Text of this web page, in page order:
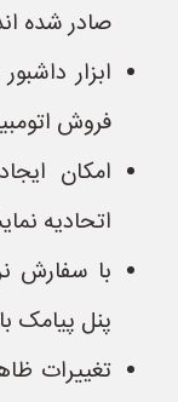
صادر شده
ابزار
فروش
امکان
اتحادیه
با سفارش
پنل پیامک
تغییرات